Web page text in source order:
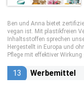
Ben und Anna bietet
vegan ist. Mit plastikfreien
Inhaltsstoffen sprechen
Hergestellt in Europa und
Pflege mit effektiver
13 Werbemittel